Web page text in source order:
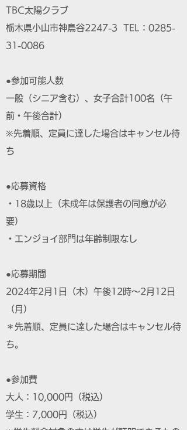
TBC太陽クラブ
栃木県小山市神鳥谷2247-3 TEL：0285-
31-0086
●参加可能人数
一般（シニア含む）、女子合計100名（午
前・午後合計）
※先着順、定員に達した場合はキャンセル待
ち
●応募資格
・18歳以上（未成年は保護者の同意が必
要）
・エンジョイ部門は年齢制限なし
●応募期間
2024年2月1日（木）午後12時～2月12日
（月）
＊先着順、定員に達した場合はキャンセル待
ち。
●参加費
大人：10,000円（税込）
学生：7,000円（税込）